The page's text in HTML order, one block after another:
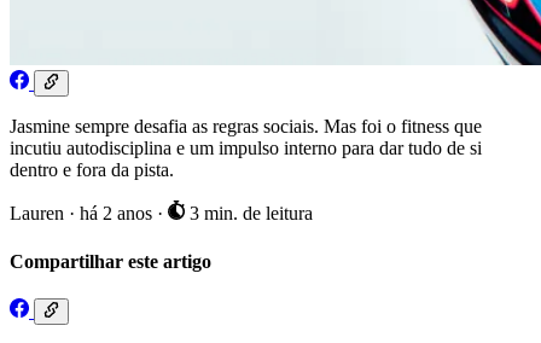
Jasmine sempre desafia as regras sociais. Mas foi o fitness que
incutiu autodisciplina e um impulso interno para dar tudo de si
dentro e fora da pista.
Lauren · há 2 anos · 3 min. de leitura
Compartilhar este artigo